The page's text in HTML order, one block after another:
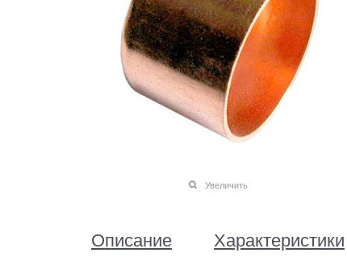
Увеличить
Описание Характеристики